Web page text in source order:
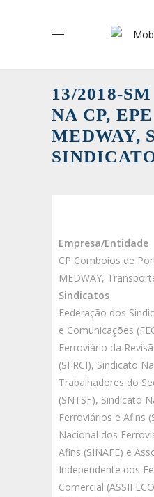
13/2018-
NA CP,
MEDWAY,
Empresa/Entidade
CP Comboios de
MEDWAY,
Sindicatos
Federação dos
e Comunicações
Ferroviário da
(SFRCI), Sindicato
Trabalhadores do
(SNTSF), Sindicato
Ferroviários e Afins
Nacional dos
Afins (SINAFE) e
Independente dos
Comercial